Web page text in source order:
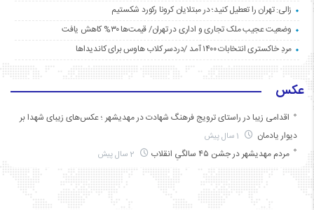
زالی: تهران را تعطیل کنید؛ در مبتلایان کرونا رکورد شکستیم
وضعیت عجیب ملک تجاری و اداری در تهران/ قیمت‌ها ۳۰% کاهش یافت
مردِ خاکستری انتخابات ۱۴۰۰ آمد /دردسر کلاب هاوس برای کاندیداها
عکس
اقدامی زیبا در راستای ترویج فرهنگ شهادت در مهدیشهر ؛ عکس‌های زیبای شهدا بر
دیوار یادمان
مردم مهدیشهر در جشن ۴۵ سالگیِ انقلاب